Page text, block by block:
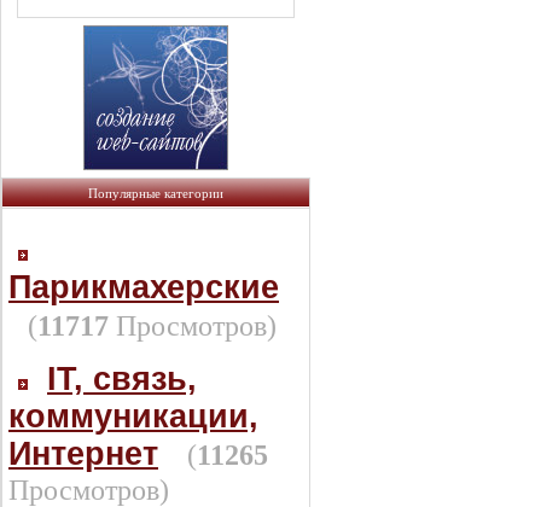
Популярные категории
Парикмахерские
(11717 Просмотров)
IT, связь,
коммуникации,
Интернет
(11265
Просмотров)